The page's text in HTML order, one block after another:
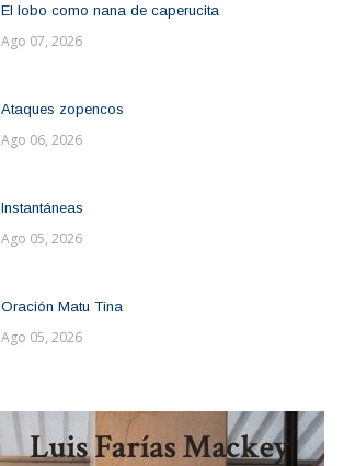
El lobo como nana de caperucita
Ago 07, 2026
Ataques zopencos
Ago 06, 2026
Instantáneas
Ago 05, 2026
Oración Matu Tina
Ago 05, 2026